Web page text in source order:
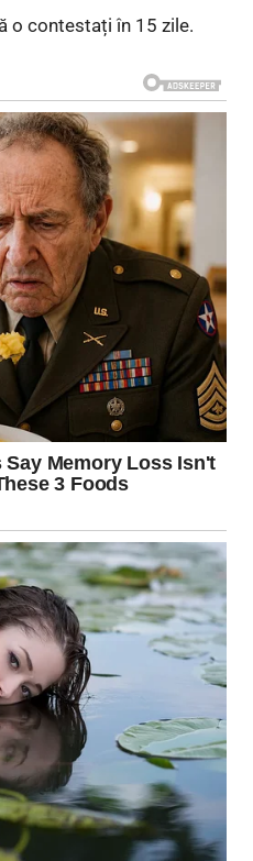
o contestați în 15 zile.